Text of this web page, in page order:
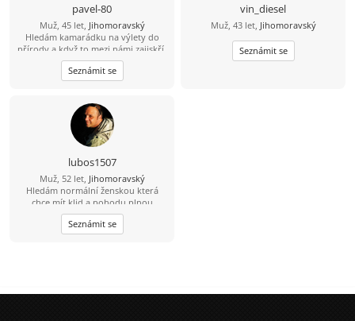
normální chlap mám rád upřímnost,
co na srdci to na jazyku, držím slovo,
myslím že jsem férový a rovný chlap.
pavel-80
Muž, 45 let, Jihomoravský
Hledám kamarádku na výlety do
přírody a když to mezi námi zajiskří,
tak můžeme zkusit společnou cestu
životem.
Seznámit se
vin_diesel
Muž, 43 let, Jihomoravský
Seznámit se
lubos1507
Muž, 52 let, Jihomoravský
Hledám normální ženskou která
chce mít klid a pohodu plnou
smíchu. Hlavně ať nelže .
Seznámit se